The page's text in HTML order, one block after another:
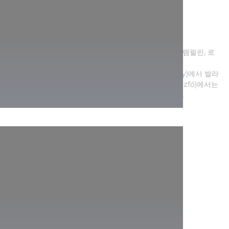
가족과 함께 하루종일 모험과 암벽 클라이밍, 활쏘기, 트램펄린, 로
(Balatonboglár)의 글로브 천문대(Globe Observatory)에서 발라
톤 호수의 풍경을 감상하세요. 발라톤퓌죄푀(Balatonfűzfő)에서는
일년 내내 봅슬레이를 탈 수 있으며 자마르디(Zamárdi).